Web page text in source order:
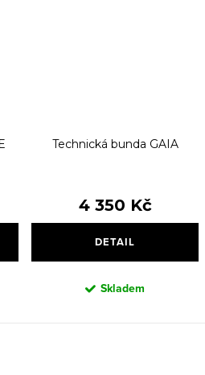
Technická bunda GAIA
4 350 Kč
DETAIL
Skladem